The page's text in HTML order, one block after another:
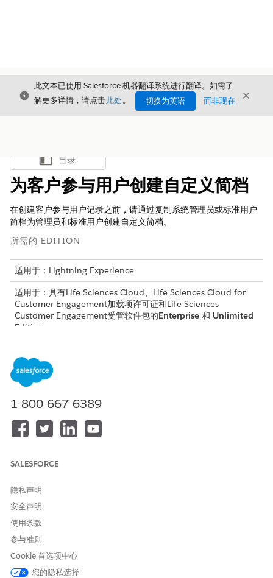
关闭
此文本已使用 Salesforce 机器翻译系统进行翻译。如需了
解更多详情，请点击此处。 切换为英语 而非现在 关闭
显示目录
目录
为客户参与用户创建自定义简档
在创建客户参与用户记录之前，请通过复制系统管理员或标准用户
简档为管理员和标准用户创建自定义简档。
所需的 EDITION
适用于：Lightning Experience
适用于：具有Life Sciences Cloud、Life Sciences Cloud for
Customer Engagement加载项许可证和Life Sciences
Customer Engagement受管软件包的Enterprise 和 Unlimited
Edition。
创建自定义简档：
备注Life Sciences Cloud 移动应用程序不支持具有系统管理员
代表或医疗科学联络员。
为生命科学客户参与创建自定义管理员简档
通过复制系统管理员简档，为业务管理员和移动管理员创建自定义
简档。然后，创建用户，并将其分配到相关简档。
1-800-667-6389
SALESFORCE
隐私声明
安全声明
使用条款
参与准则
Cookie 首选项中心
您的隐私选择